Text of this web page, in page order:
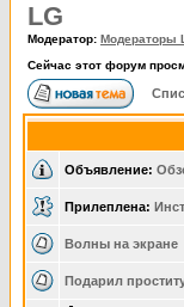
LG
Модератор: Модераторы
Сейчас этот форум
Объявление:
Прилеплена:
Волны на экране
Подарил